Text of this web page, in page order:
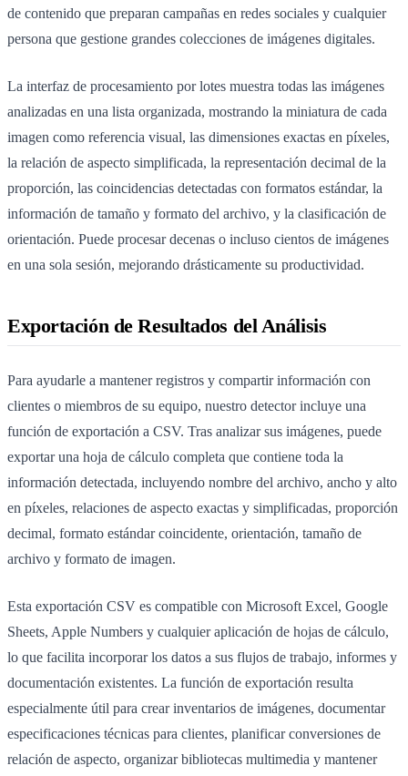
de contenido que preparan campañas en redes sociales y cualquier
persona que gestione grandes colecciones de imágenes digitales.
La interfaz de procesamiento por lotes muestra todas las imágenes
analizadas en una lista organizada, mostrando la miniatura de cada
imagen como referencia visual, las dimensiones exactas en píxeles,
la relación de aspecto simplificada, la representación decimal de la
proporción, las coincidencias detectadas con formatos estándar, la
información de tamaño y formato del archivo, y la clasificación de
orientación. Puede procesar decenas o incluso cientos de imágenes
en una sola sesión, mejorando drásticamente su productividad.
Exportación de Resultados del Análisis
Para ayudarle a mantener registros y compartir información con
clientes o miembros de su equipo, nuestro detector incluye una
función de exportación a CSV. Tras analizar sus imágenes, puede
exportar una hoja de cálculo completa que contiene toda la
información detectada, incluyendo nombre del archivo, ancho y alto
en píxeles, relaciones de aspecto exactas y simplificadas, proporción
decimal, formato estándar coincidente, orientación, tamaño de
archivo y formato de imagen.
Esta exportación CSV es compatible con Microsoft Excel, Google
Sheets, Apple Numbers y cualquier aplicación de hojas de cálculo,
lo que facilita incorporar los datos a sus flujos de trabajo, informes y
documentación existentes. La función de exportación resulta
especialmente útil para crear inventarios de imágenes, documentar
especificaciones técnicas para clientes, planificar conversiones de
relación de aspecto, organizar bibliotecas multimedia y mantener